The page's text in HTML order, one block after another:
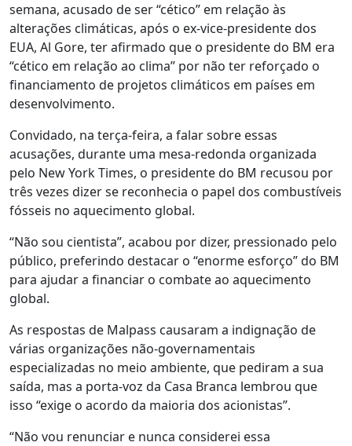
semana, acusado de ser “cético” em relação às
alterações climáticas, após o ex-vice-presidente dos
EUA, Al Gore, ter afirmado que o presidente do BM era
“cético em relação ao clima” por não ter reforçado o
financiamento de projetos climáticos em países em
desenvolvimento.
Convidado, na terça-feira, a falar sobre essas
acusações, durante uma mesa-redonda organizada
pelo New York Times, o presidente do BM recusou por
três vezes dizer se reconhecia o papel dos combustíveis
fósseis no aquecimento global.
“Não sou cientista”, acabou por dizer, pressionado pelo
público, preferindo destacar o “enorme esforço” do BM
para ajudar a financiar o combate ao aquecimento
global.
As respostas de Malpass causaram a indignação de
várias organizações não-governamentais
especializadas no meio ambiente, que pediram a sua
saída, mas a porta-voz da Casa Branca lembrou que
isso “exige o acordo da maioria dos acionistas”.
“Não vou renunciar e nunca considerei essa